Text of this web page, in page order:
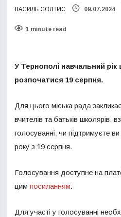
ВАСИЛЬ СОЛТИС 09.07.2024
1 minute read
У Тернополі навчальний рік
розпочатися 19 серпня.
Для цього міська рада
вчителів та батьків школярів,
голосуванні, чи підтримуєте
року з 19 серпня.
Голосування доступне на
цим посиланням:
Для участі у голосуванні